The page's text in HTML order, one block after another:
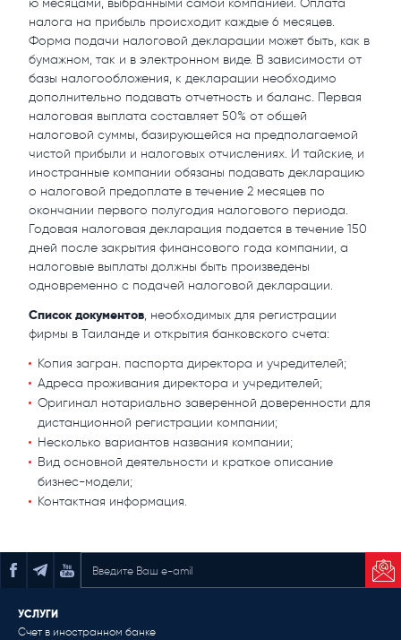
ю месяцами, выбранными самой компанией. Оплата
налога на прибыль происходит каждые 6 месяцев.
Форма подачи налоговой декларации может быть, как в
бумажном, так и в электронном виде. В зависимости от
базы налогообложения, к декларации необходимо
дополнительно подавать отчетность и баланс. Первая
налоговая выплата составляет 50% от общей
налоговой суммы, базирующейся на предполагаемой
чистой прибыли и налоговых отчислениях. И тайские, и
иностранные компании обязаны подавать декларацию
о налоговой предоплате в течение 2 месяцев по
окончании первого полугодия налогового периода.
Годовая налоговая декларация подается в течение 150
дней после закрытия финансового года компании, а
налоговые выплаты должны быть произведены
одновременно с подачей налоговой декларации.
Список документов, необходимых для регистрации
фирмы в Таиланде и открытия банковского счета:
Копия загран. паспорта директора и учредителей;
Адреса проживания директора и учредителей;
Оригинал нотариально заверенной доверенности для
дистанционной регистрации компании;
Несколько вариантов названия компании;
Вид основной деятельности и краткое описание
бизнес-модели;
Контактная информация.
УСЛУГИ
Счет в иностранном банке